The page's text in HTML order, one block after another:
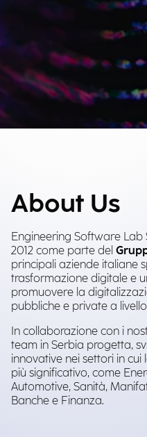
About Us
Engineering Software
2012 come parte del
principali aziende italiane
trasformazione digitale e
promuovere la
pubbliche e private a
In collaborazione con i
team in Serbia progetta,
innovative nei settori in
più significativo, come
Automotive, Sanità,
Banche e Finanza.